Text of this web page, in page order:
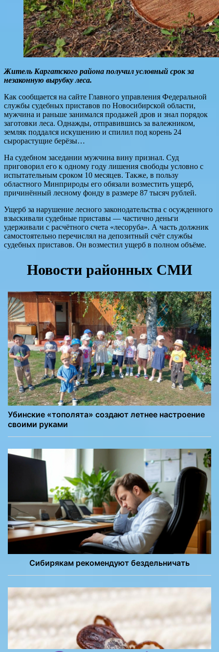
Житель Каргатского района получил условный срок за
незаконную вырубку леса.
Как сообщается на сайте Главного управления Федеральной
службы судебных приставов по Новосибирской области,
мужчина и раньше занимался продажей дров и знал порядок
заготовки леса. Однажды, отправившись за валежником,
земляк поддался искушению и спилил под корень 24
сырорастущие берёзы…
На судебном заседании мужчина вину признал. Суд
приговорил его к одному году лишения свободы условно с
испытательным сроком 10 месяцев. Также, в пользу
областного Минприроды его обязали возместить ущерб,
причинённый лесному фонду в размере 87 тысяч рублей.
Ущерб за нарушение лесного законодательства с осужденного
взыскивали судебные приставы — частично деньги
удерживали с расчётного счета «лесоруба». А часть должник
самостоятельно перечислял на депозитный счёт службы
судебных приставов. Он возместил ущерб в полном объёме.